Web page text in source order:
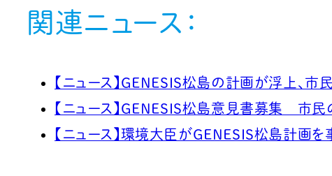
関連ニュース：
【ニュース】GENESIS松島の計画が浮上、市
【ニュース】GENESIS松島意見書募集 市民
【ニュース】環境大臣がGENESIS松島計画